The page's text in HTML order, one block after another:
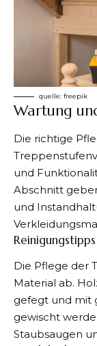
quelle: freepik
Wartung
Die richtige
und
Abschnitt
und
Reinigungstipps
Die Pflege der
Material ab.
gefegt und mit
gewischt
Staubsaugen